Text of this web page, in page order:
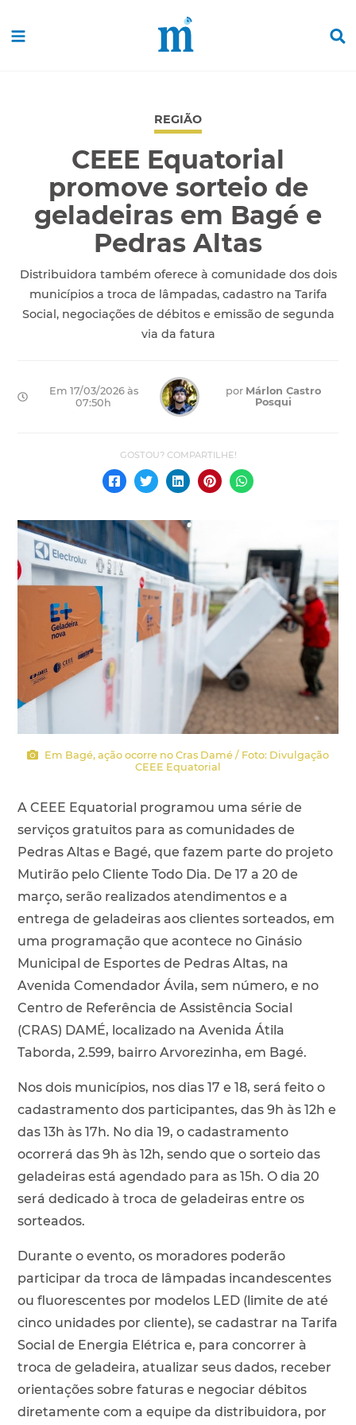
REGIÃO
CEEE Equatorial
promove sorteio de
geladeiras em Bagé e
Pedras Altas
Distribuidora também oferece à comunidade dos dois
municípios a troca de lâmpadas, cadastro na Tarifa
Social, negociações de débitos e emissão de segunda
via da fatura
Em 17/03/2026 às
07:50h
por Márlon Castro
Posqui
Em Bagé, ação ocorre no Cras Damé / Foto: Divulgação
CEEE Equatorial
A CEEE Equatorial programou uma série de
serviços gratuitos para as comunidades de
Pedras Altas e Bagé, que fazem parte do projeto
Mutirão pelo Cliente Todo Dia. De 17 a 20 de
março, serão realizados atendimentos e a
entrega de geladeiras aos clientes sorteados, em
uma programação que acontece no Ginásio
Municipal de Esportes de Pedras Altas, na
Avenida Comendador Ávila, sem número, e no
Centro de Referência de Assistência Social
(CRAS) DAMÉ, localizado na Avenida Átila
Taborda, 2.599, bairro Arvorezinha, em Bagé.
Nos dois municípios, nos dias 17 e 18, será feito o
cadastramento dos participantes, das 9h às 12h e
das 13h às 17h. No dia 19, o cadastramento
ocorrerá das 9h às 12h, sendo que o sorteio das
geladeiras está agendado para as 15h. O dia 20
será dedicado à troca de geladeiras entre os
sorteados.
Durante o evento, os moradores poderão
participar da troca de lâmpadas incandescentes
ou fluorescentes por modelos LED (limite de até
cinco unidades por cliente), se cadastrar na Tarifa
Social de Energia Elétrica e, para concorrer à
troca de geladeira, atualizar seus dados, receber
orientações sobre faturas e negociar débitos
diretamente com a equipe da distribuidora, por